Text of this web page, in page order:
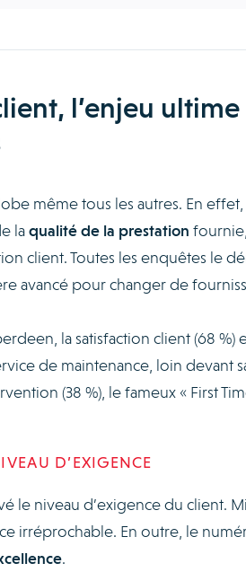
l’enjeu
même tous les autres. En effet,
laqualité de la prestation
client. Toutes les enquêtes le
avancé pour changer de
la satisfaction client (68 %)
de maintenance, loin devant
(38 %), le fameux « First
D’EXIGENCE
le niveau d’exigence du client.
irréprochable. En outre, le
.